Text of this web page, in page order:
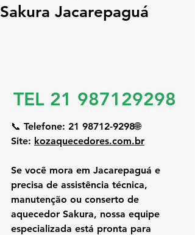
Sakura Jacarepaguá
TEL 21 987129298
📞 Telefone: 21 98712-9298🌐
Site: kozaquecedores.com.br
Se você mora em Jacarepaguá e
precisa de assistência técnica,
manutenção ou conserto de
aquecedor Sakura, nossa equipe
especializada está pronta para